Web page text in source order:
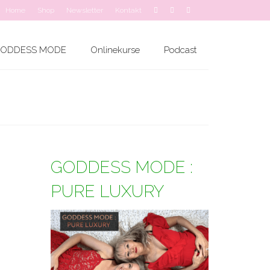
Home Shop Newsletter Kontakt
MODE Onlinekurse Podcast
GODDESS MODE :
PURE LUXURY